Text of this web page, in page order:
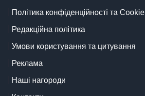
Політика конфіденційності та Cookie
Редакційна політика
Умови користування та цитування
Реклама
Наші нагороди